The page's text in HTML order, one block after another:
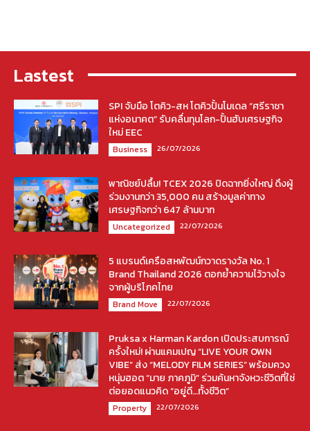
Lastest
SPI จับมือ โตคิว-สห โตคิวปั้นโมเดล “ศรีราชา
แห่งอนาคต” รับคลื่นทุนโลก-ปั้นฮับเศรษฐกิจ
ใหม่ EEC
Business 26/07/2026
พาณิชย์ปลื้ม! TCEX 2026 ปิดฉากยิ่งใหญ่ ดึงผู้
ร่วมงานกว่า 35,000 คน สร้างมูลค่าทาง
เศรษฐกิจกว่า 647 ล้านบาท
Uncategorized 22/07/2026
5 แบรนด์เครือสหพัฒน์กวาดรางวัล No. 1
Brand Thailand 2026 ตอกย้ำความไว้วางใจ
จากผู้บริโภคไทย
Brand Move 22/07/2026
Pruksa x Harman Kardon เปิดประสบการณ์
ครั้งใหม่! ผ่านแคมเปญ “LIVE YOUR OWN
VIBE” ส่ง “MELODY FILM SERIES” พร้อมควง
หนุ่มฮอต “มาย ภาคภูมิ” ร่วมค้นหาจังหวะชีวิตที่ใช่
ต่อยอดแนวคิด “อยู่ดี…ทั้งชีวิต”
Property 22/07/2026